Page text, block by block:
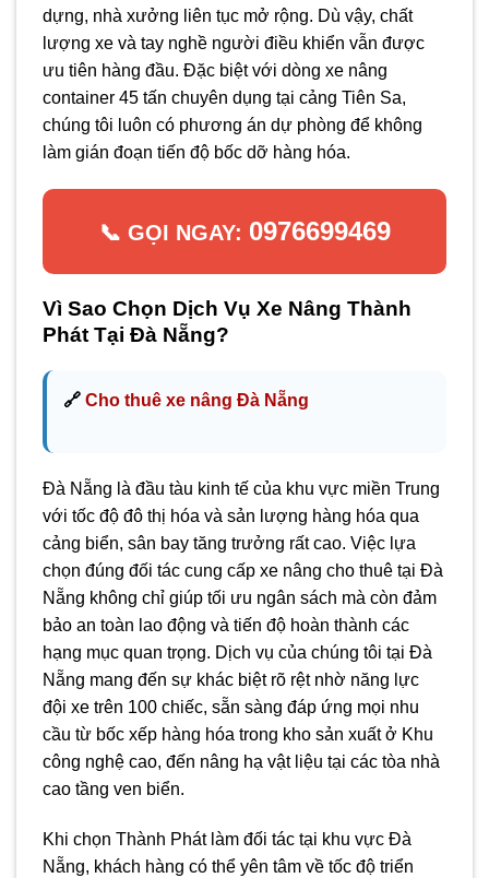
dựng, nhà xưởng liên tục mở rộng. Dù vậy, chất
lượng xe và tay nghề người điều khiển vẫn được
ưu tiên hàng đầu. Đặc biệt với dòng xe nâng
container 45 tấn chuyên dụng tại cảng Tiên Sa,
chúng tôi luôn có phương án dự phòng để không
làm gián đoạn tiến độ bốc dỡ hàng hóa.
📞 GỌI NGAY: 0976699469
Vì Sao Chọn Dịch Vụ Xe Nâng Thành
Phát Tại Đà Nẵng?
🔗 Cho thuê xe nâng Đà Nẵng
Đà Nẵng là đầu tàu kinh tế của khu vực miền Trung
với tốc độ đô thị hóa và sản lượng hàng hóa qua
cảng biển, sân bay tăng trưởng rất cao. Việc lựa
chọn đúng đối tác cung cấp xe nâng cho thuê tại Đà
Nẵng không chỉ giúp tối ưu ngân sách mà còn đảm
bảo an toàn lao động và tiến độ hoàn thành các
hạng mục quan trọng. Dịch vụ của chúng tôi tại Đà
Nẵng mang đến sự khác biệt rõ rệt nhờ năng lực
đội xe trên 100 chiếc, sẵn sàng đáp ứng mọi nhu
cầu từ bốc xếp hàng hóa trong kho sản xuất ở Khu
công nghệ cao, đến nâng hạ vật liệu tại các tòa nhà
cao tầng ven biển.
Khi chọn Thành Phát làm đối tác tại khu vực Đà
Nẵng, khách hàng có thể yên tâm về tốc độ triển